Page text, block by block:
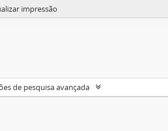
impressão
de pesquisa avançada